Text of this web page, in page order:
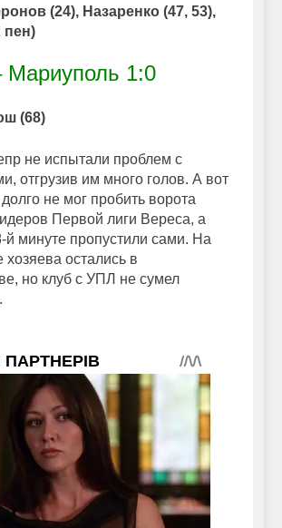
(24), Назаренко (47, 53),
пен)
Мариуполь 1:0
(68)
не испытали проблем с
отгрузив им много голов. А вот
не мог пробить ворота
Первой лиги Вереса, а
й минуте пропустили сами. На
хозяева остались в
но клуб с УПЛ не сумел